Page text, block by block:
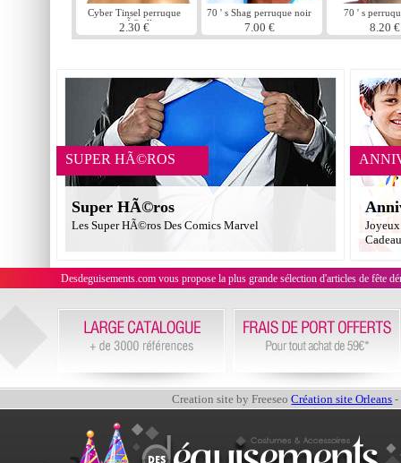
Cyber Tinsel perruque
rose mÃ©tallique
2.30 €
70 ' s Shag perruque noir
7.00 €
70 ' s
8.20 €
SUPER HÃ©ROS
Super HÃ©ros
Les Super HÃ©ros Des Comics Marvel
Desdeguisements.com vous propose la plus grande sélection d'articles de fête
Creation site by FreeseoCréation site Orleans -